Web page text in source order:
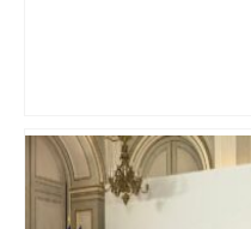
Toulouse. Un incendie
un bâtiment désaffecté
cinquantaine de